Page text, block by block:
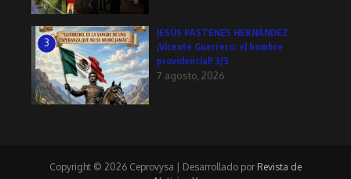
3
JESÚS PASTENES HERNÁNDEZ
¡Vicente Guerrero: el hombre
providencial! 3/3
7 agosto, 2026
Copyright © 2026 Ceprovysa | Desarrollado por Revista de